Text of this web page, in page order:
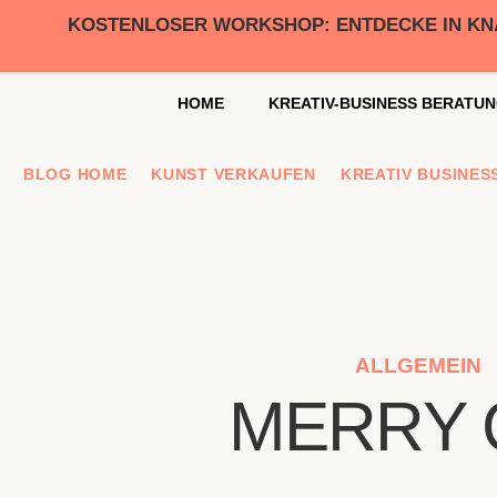
KOSTENLOSER WORKSHOP: ENTDECKE IN
HOME KREATIV-BUSINESS
BLOG HOME KUNST VERKAUFEN KREATIV
ALLGEMEIN
MERRY